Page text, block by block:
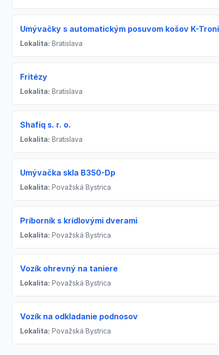
Umývačky s automatickým posuvom košov K-
Lokalita: Bratislava
Fritézy
Lokalita: Bratislava
Shafiq s. r. o.
Lokalita: Bratislava
Umývačka skla B350-Dp
Lokalita: Považská Bystrica
Príborník s krídlovými dverami
Lokalita: Považská Bystrica
Vozík ohrevný na taniere
Lokalita: Považská Bystrica
Vozík na odkladanie podnosov
Lokalita: Považská Bystrica